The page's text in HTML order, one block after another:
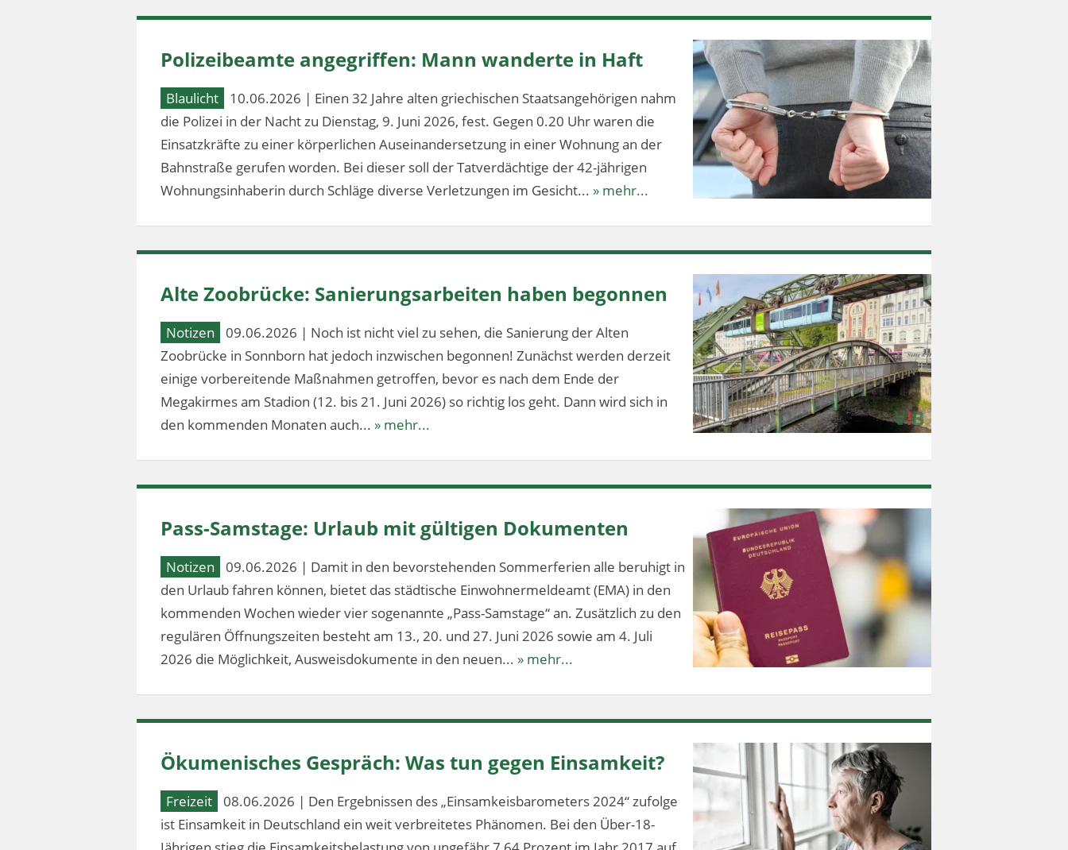
Polizeibeamte angegriffen: Mann wanderte in Haft
Blaulicht
10.06.2026 | Einen 32 Jahre alten griechischen Staatsangehörigen nahm
die Polizei in der Nacht zu Dienstag, 9. Juni 2026, fest. Gegen 0.20 Uhr waren die
Einsatzkräfte zu einer körperlichen Auseinandersetzung in einer Wohnung an der
Bahnstraße gerufen worden. Bei dieser soll der Tatverdächtige der 42-jährigen
Wohnungsinhaberin durch Schläge diverse Verletzungen im Gesicht... » mehr...
Alte Zoobrücke: Sanierungsarbeiten haben begonnen
Notizen
09.06.2026 | Noch ist nicht viel zu sehen, die Sanierung der Alten
Zoobrücke in Sonnborn hat jedoch inzwischen begonnen! Zunächst werden derzeit
einige vorbereitende Maßnahmen getroffen, bevor es nach dem Ende der
Megakirmes am Stadion (12. bis 21. Juni 2026) so richtig los geht. Dann wird sich in
den kommenden Monaten auch... » mehr...
Pass-Samstage: Urlaub mit gültigen Dokumenten
Notizen
09.06.2026 | Damit in den bevorstehenden Sommerferien alle beruhigt in
den Urlaub fahren können, bietet das städtische Einwohnermeldeamt (EMA) in den
kommenden Wochen wieder vier sogenannte „Pass-Samstage“ an. Zusätzlich zu den
regulären Öffnungszeiten besteht am 13., 20. und 27. Juni 2026 sowie am 4. Juli
2026 die Möglichkeit, Ausweisdokumente in den neuen... » mehr...
Ökumenisches Gespräch: Was tun gegen Einsamkeit?
Freizeit
08.06.2026 | Den Ergebnissen des „Einsamkeisbarometers 2024“ zufolge
ist Einsamkeit in Deutschland ein weit verbreitetes Phänomen. Bei den Über-18-